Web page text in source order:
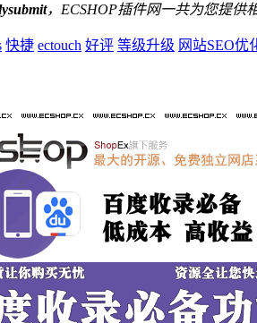
，ECSHOP插件网一共为您提供
快捷 ectouch 好评 等级升级 网站SEO优